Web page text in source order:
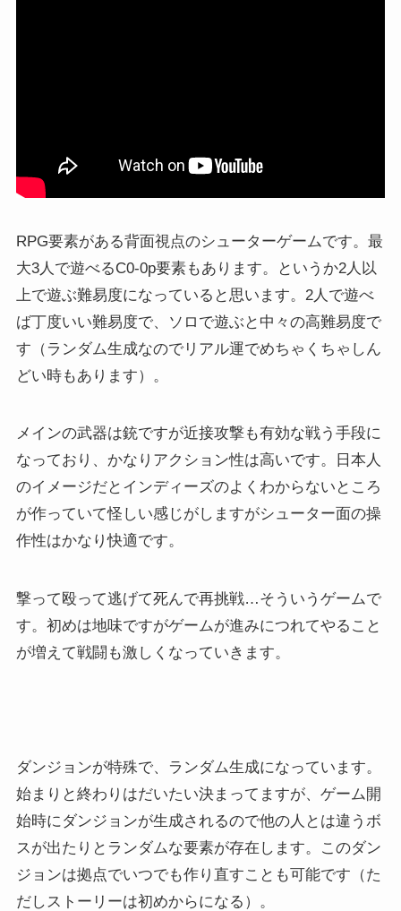
RPG要素がある背面視点のシューターゲームです。最
大3人で遊べるC0-0p要素もあります。というか2人以
上で遊ぶ難易度になっていると思います。2人で遊べ
ば丁度いい難易度で、ソロで遊ぶと中々の高難易度で
す（ランダム生成なのでリアル運でめちゃくちゃしん
どい時もあります）。
メインの武器は銃ですが近接攻撃も有効な戦う手段に
なっており、かなりアクション性は高いです。日本人
のイメージだとインディーズのよくわからないところ
が作っていて怪しい感じがしますがシューター面の操
作性はかなり快適です。
撃って殴って逃げて死んで再挑戦…そういうゲームで
す。初めは地味ですがゲームが進みにつれてやること
が増えて戦闘も激しくなっていきます。
ダンジョンが特殊で、ランダム生成になっています。
始まりと終わりはだいたい決まってますが、ゲーム開
始時にダンジョンが生成されるので他の人とは違うボ
スが出たりとランダムな要素が存在します。このダン
ジョンは拠点でいつでも作り直すことも可能です（た
だしストーリーは初めからになる）。